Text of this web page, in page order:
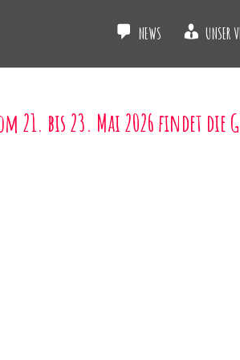
NEWS UNSER
21. bis 23. Mai 2026 findet